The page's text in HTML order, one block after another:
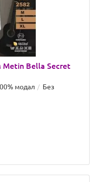
Bella Secret
модал
Без